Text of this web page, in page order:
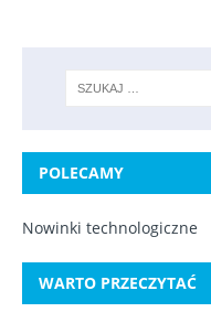
POLECAMY
Nowinki technologiczne
WARTO PRZECZYTAĆ